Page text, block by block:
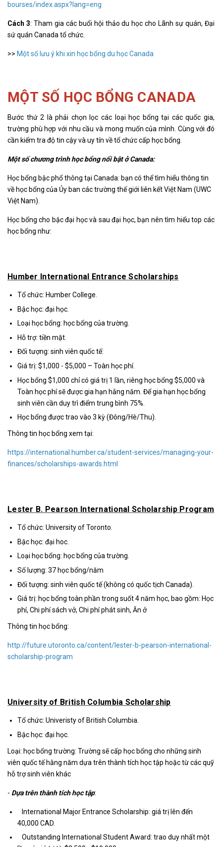
bourses/index.aspx?lang=eng
Cách 3: Tham gia các buổi hội thảo du học cho Lãnh sự quán, Đại
sứ quán Canada tổ chức.
>> Một số lưu ý khi xin học bổng du học Canada
MỘT SỐ HỌC BỔNG CANADA
Bước thứ 2 là phải chọn lọc các loại học bổng tại các quốc gia,
trường phù hợp với nhu cầu và mong muốn của mình. Cùng với đó
cần kiểm tra độ tin cậy và uy tín về tổ chức cấp học bổng.
Một số chương trình học bổng nổi bật ở Canada:
Học bổng bậc phổ thông tại Canada: bạn có thể tìm hiểu thông tin
về học bổng của Ủy ban các trường thế giới liên kết Việt Nam (UWC
Việt Nam).
Học bổng cho bậc đại học và sau đại học, bạn nên tìm hiểu top các
học bổng như:
Humber International Entrance Scholarships
Tổ chức: Humber College.
Bậc học: đại học.
Loại học bổng: học bổng của trường.
Hỗ trợ: tiền mặt.
Đối tượng: sinh viên quốc tế:
Giá trị: $1,000 - $5,000 – Toàn học phí.
Học bổng $1,000 chỉ có giá trị 1 lần, riêng học bổng $5,000 và
Toàn học phí sẽ được gia hạn hằng năm. Để gia hạn học bổng
sinh viên cần duy trì điểm trung bình 75%.
Học bổng được trao vào 3 kỳ (Đông/Hè/Thu).
Thông tin học bổng xem tại:
https://international.humber.ca/student-services/managing-your-
finances/scholarships-awards.html
Lester B. Pearson International Scholarship Program
Tổ chức: University of Toronto.
Bậc học: đại hoc.
Loại học bổng: học bổng của trường.
Số lượng: 37 học bổng/năm
Đối tượng: sinh viên quốc tế (không có quốc tịch Canada).
Giá trị: học bổng toàn phần trong suốt 4 năm học, bao gồm: Học
phí, Chi phí sách vở, Chi phí phát sinh, Ăn ở
Thông tin học bổng:
http://future.utoronto.ca/content/lester-b-pearson-international-
scholarship-program
University of British Columbia Scholarship
Tổ chức: Univeristy of British Columbia.
Bậc học: đại học.
Loại: học bổng trường: Trường sẽ cấp học bổng cho những sinh
viên quốc tế hằng năm dựa trên thành tích học tập hoặc từ các quỹ
hỗ trợ sinh viên khác
- Dựa trên thành tích học tập:
International Major Entrance Scholarship: giá trị lên đến
40,000 CAD.
Outstanding International Student Award: trao duy nhất một